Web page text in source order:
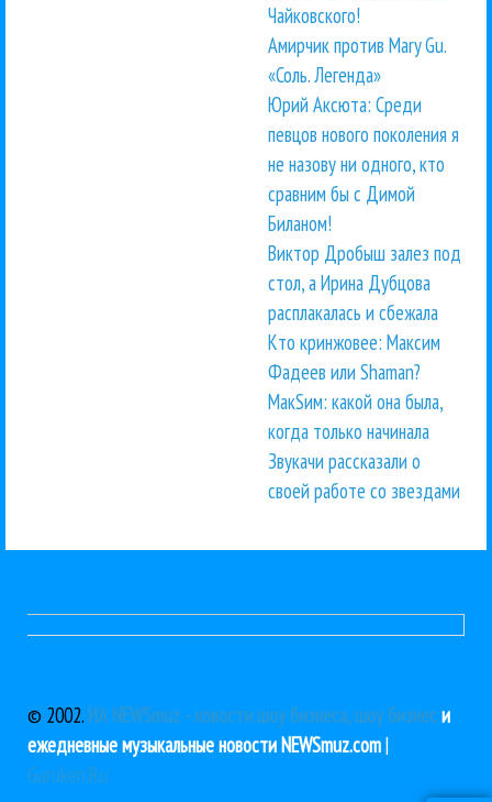
Чайковского!
Амирчик против Mary Gu.
«Соль. Легенда»
Юрий Аксюта: Среди
певцов нового поколения я
не назову ни одного, кто
сравним бы с Димой
Биланом!
Виктор Дробыш залез под
стол, а Ирина Дубцова
расплакалась и сбежала
Кто кринжовее: Максим
Фадеев или Shaman?
МакSим: какой она была,
когда только начинала
Звукачи рассказали о
своей работе со звездами
© 2002. ИА NEWSmuz - новости шоу бизнеса, шоу бизнеси
ежедневные музыкальные новости NEWSmuz.com|
Guruken.Ru